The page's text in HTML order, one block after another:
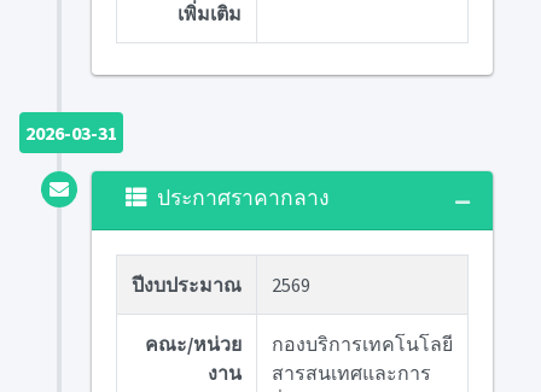
เพิ่มเติม
2026-03-31
ประกาศราคากลาง
ปีงบประมาณ 2569
คณะ/หน่วย
งาน
กองบริการเทคโนโลยี
สารสนเทศและการ